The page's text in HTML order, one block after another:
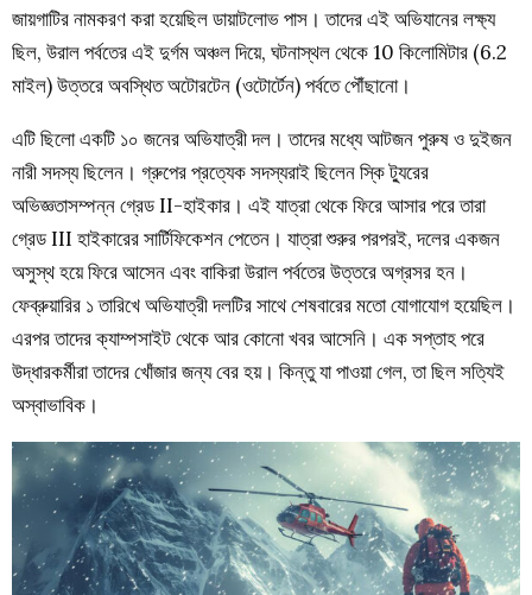
জায়গাটির নামকরণ করা হয়েছিলডায়াটলোভ পাস । তাদের এই অভিযানের লক্ষ্য
ছিল, উরাল পর্বতেরএই দুর্গম অঞ্চল দিয়ে, ঘটনাস্থল থেকে 10 কিলোমিটার (6.2
মাইল) উত্তরে অবস্থিত অটোরটেন (ওটোর্টেন) পর্বতে পৌঁছানো।
এটি ছিলো একটি ১০ জনের অভিযাত্রী দল। তাদের মধ্যে আটজন পুরুষ ও দুইজন
নারী সদস্য ছিলেন। গ্রুপের প্রত্যেক সদস্যরাই ছিলেন স্কি ট্যুরের
অভিজ্ঞতাসম্পন্ন গ্রেড II-হাইকার। এই যাত্রা থেকে ফিরে আসার পরে তারা
গ্রেড III হাইকারের সার্টিফিকেশন পেতেন। যাত্রা শুরুর পরপরই, দলের একজন
অসুস্থ হয়ে ফিরে আসেন এবং বাকিরাউরাল পর্বতেরউত্তরে অগ্রসর হন।
ফেব্রুয়ারির ১ তারিখে অভিযাত্রী দলটির সাথে শেষবারের মতো যোগাযোগ হয়েছিল।
এরপর তাদের ক্যাম্পসাইট থেকে আর কোনো খবর আসেনি। এক সপ্তাহ পরে
উদ্ধারকর্মীরা তাদের খোঁজার জন্য বের হয়। কিন্তু যা পাওয়া গেল, তা ছিল সত্যিই
অস্বাভাবিক।